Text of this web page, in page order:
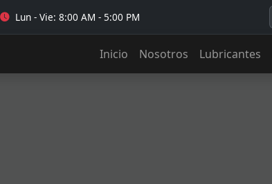
Lun - Vie: 8:00 AM - 5:00 PM
Inicio Nosotros Lubricantes